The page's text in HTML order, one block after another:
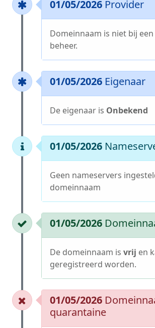
01/05/2026 Provider
Domeinnaam is niet bij
beheer.
01/05/2026 Eigenaar
De eigenaar is Onbekend
01/05/2026
Geen nameservers
domeinnaam
01/05/2026
De domeinnaam is vrij en
geregistreerd worden.
01/05/2026
quarantaine